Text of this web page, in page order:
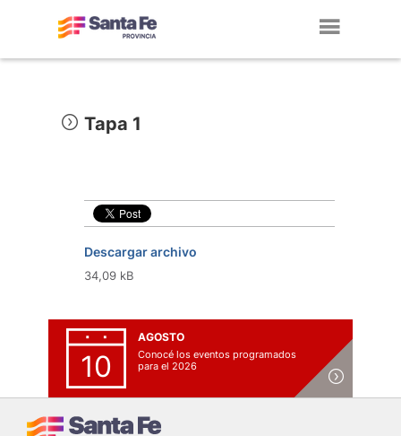
Tapa 1
Descargar archivo
34,09 kB
10
AGOSTO
Conocé los eventos programados
para el 2026